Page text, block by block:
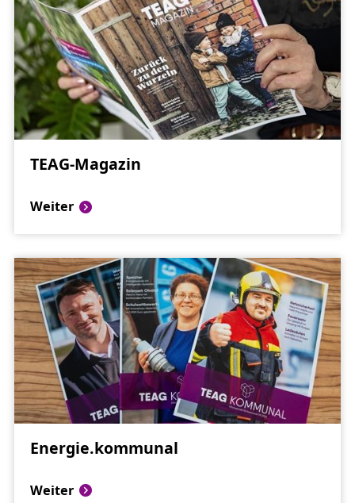
TEAG-Magazin
Weiter
Energie.kommunal
Weiter